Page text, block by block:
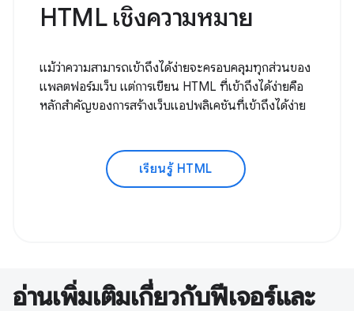
HTML เชิงความหมาย
แม้ว่าความสามารถเข้าถึงได้ง่ายจะครอบคลุมทุกส่วนของ
แพลตฟอร์มเว็บ แต่การเขียน HTML ที่เข้าถึงได้ง่ายคือ
หลักสำคัญของการสร้างเว็บแอปพลิเคชันที่เข้าถึงได้ง่าย
เรียนรู้ HTML
อ่านเพิ่มเติมเกี่ยวกับฟีเจอร์และ